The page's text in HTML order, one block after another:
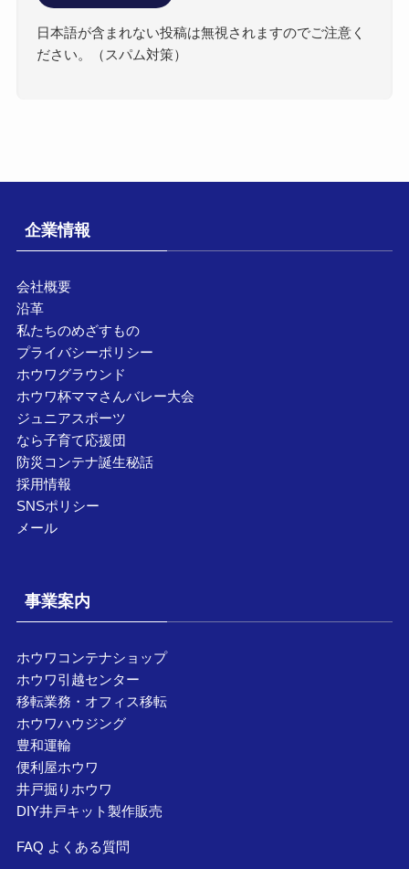
日本語が含まれない投稿は無視されますのでご注意く
ださい。（スパム対策）
企業情報
会社概要
沿革
私たちのめざすもの
プライバシーポリシー
ホウワグラウンド
ホウワ杯ママさんバレー大会
ジュニアスポーツ
なら子育て応援団
防災コンテナ誕生秘話
採用情報
SNSポリシー
メール
事業案内
ホウワコンテナショップ
ホウワ引越センター
移転業務・オフィス移転
ホウワハウジング
豊和運輸
便利屋ホウワ
井戸掘りホウワ
DIY井戸キット製作販売
FAQ よくある質問